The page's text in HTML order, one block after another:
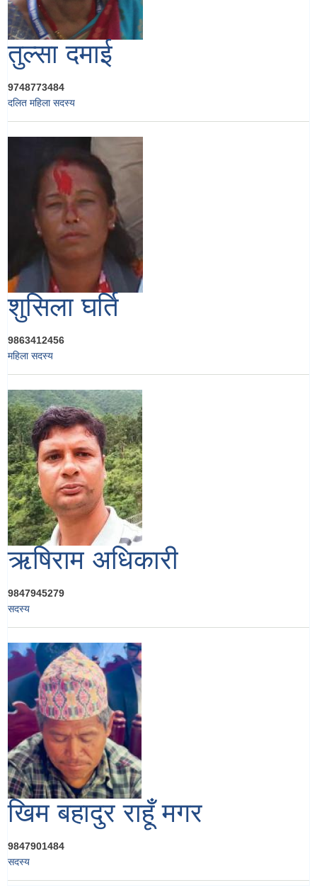
तुल्सा दमाई
9748773484
दलित महिला सदस्य
शुसिला घर्ति
9863412456
महिला सदस्य
ऋषिराम अधिकारी
9847945279
सदस्य
खिम बहादुर राहूँ मगर
9847901484
सदस्य